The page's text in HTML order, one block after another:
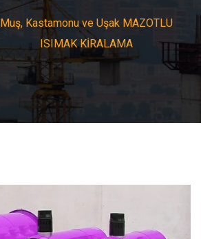
Muş, Kastamonu ve Uşak MAZOTLU
ISIMAK KİRALAMA